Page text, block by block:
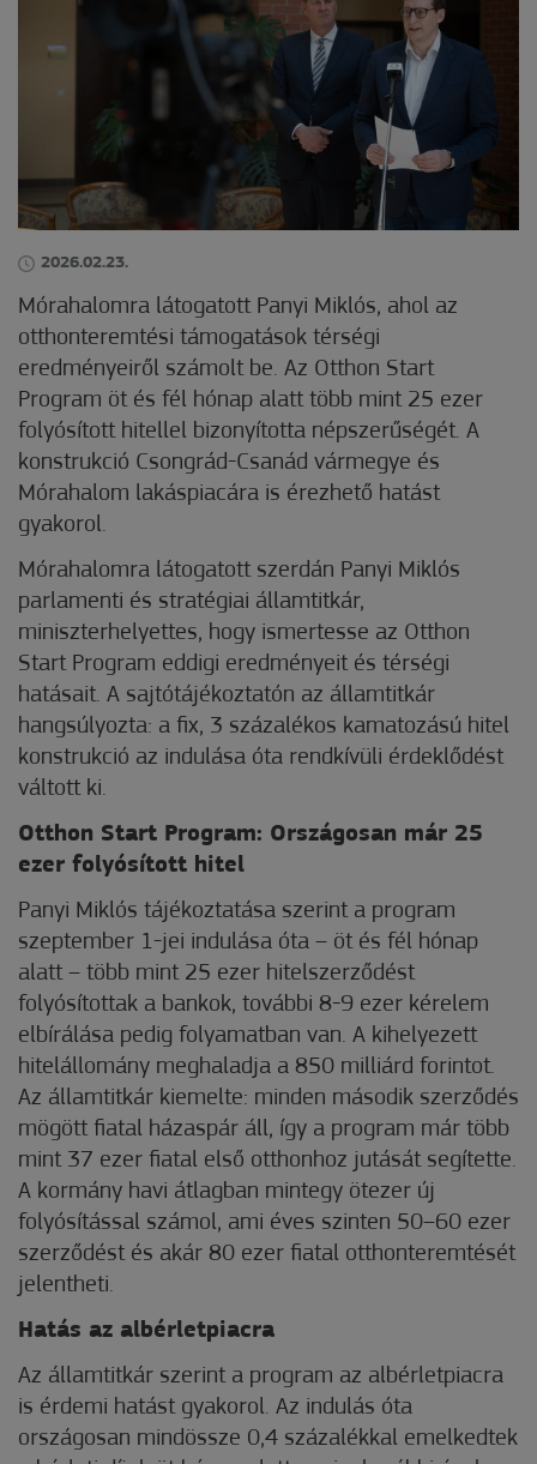
2026.02.23.
Mórahalomra látogatott Panyi Miklós, ahol az
otthonteremtési támogatások térségi
eredményeiről számolt be. Az Otthon Start
Program öt és fél hónap alatt több mint 25 ezer
folyósított hitellel bizonyította népszerűségét. A
konstrukció Csongrád-Csanád vármegye és
Mórahalom lakáspiacára is érezhető hatást
gyakorol.
Mórahalomra látogatott szerdán Panyi Miklós
parlamenti és stratégiai államtitkár,
miniszterhelyettes, hogy ismertesse az Otthon
Start Program eddigi eredményeit és térségi
hatásait. A sajtótájékoztatón az államtitkár
hangsúlyozta: a fix, 3 százalékos kamatozású hitel
konstrukció az indulása óta rendkívüli érdeklődést
váltott ki.
Otthon Start Program: Országosan már 25
ezer folyósított hitel
Panyi Miklós tájékoztatása szerint a program
szeptember 1-jei indulása óta – öt és fél hónap
alatt – több mint 25 ezer hitelszerződést
folyósítottak a bankok, további 8-9 ezer kérelem
elbírálása pedig folyamatban van. A kihelyezett
hitelállomány meghaladja a 850 milliárd forintot.
Az államtitkár kiemelte: minden második szerződés
mögött fiatal házaspár áll, így a program már több
mint 37 ezer fiatal első otthonhoz jutását segítette.
A kormány havi átlagban mintegy ötezer új
folyósítással számol, ami éves szinten 50–60 ezer
szerződést és akár 80 ezer fiatal otthonteremtését
jelentheti.
Hatás az albérletpiacra
Az államtitkár szerint a program az albérletpiacra
is érdemi hatást gyakorol. Az indulás óta
országosan mindössze 0,4 százalékkal emelkedtek